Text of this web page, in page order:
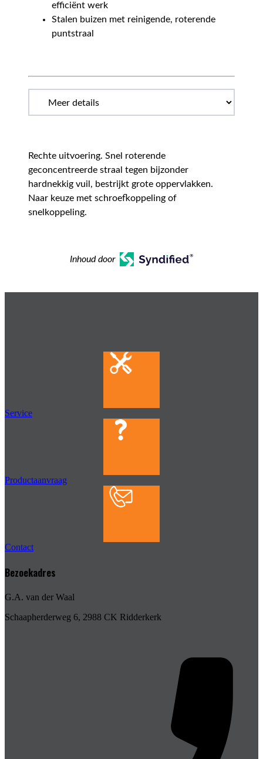
efficiënt werk
Stalen buizen met reinigende, roterende
puntstraal
Rechte uitvoering. Snel roterende
geconcentreerde straal tegen bijzonder
hardnekkig vuil, bestrijkt grote oppervlakken.
Naar keuze met schroefkoppeling of
snelkoppeling.
Inhoud door
Service
Productaanvraag
Contact
Bezoekadres
G.A. van der Waal
Schaapherderweg 6, 2988 CK Ridderkerk